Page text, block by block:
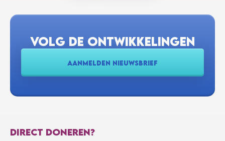
VOLG DE ONTWIKKELINGEN
AANMELDEN NIEUWSBRIEF
DIRECT DONEREN?